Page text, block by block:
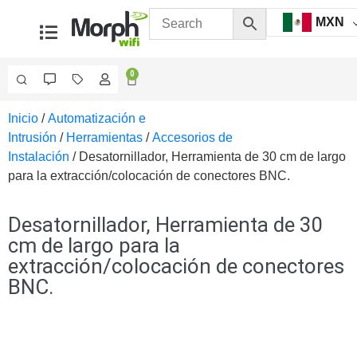
MXN
0
Videovigilancia
Accesorios
Generales
Accesorios
Fibra
Accesorios
para
Computadora
y
Smartphones
Inicio /Automatización e
Intrusión / Herramientas /Accesorios de
Instalación / Desatornillador, Herramienta de 30 cm de largo
para la extracción/colocación de conectores BNC.
Desatornillador, Herramienta de 30
cm de largo para la
extracción/colocación de conectores
BNC.